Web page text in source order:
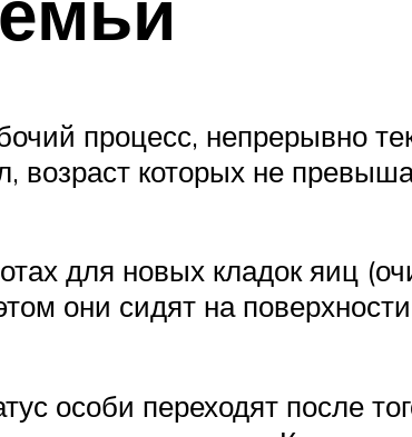
процесс, непрерывно
возраст которых не
для новых кладок яиц
они сидят на
особи переходят после